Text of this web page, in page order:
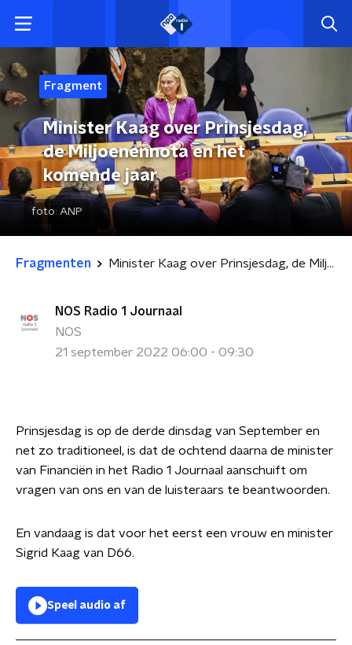
Fragment
Minister Kaag over Prinsjesdag,
de Miljoenennota en het
komende jaar
foto: ANP
Fragmenten Minister Kaag over Prinsjesdag, de Miljoenennota en het komende jaar
NOS Radio 1 Journaal
NOS
21 september 2022 06:00 - 09:30
Prinsjesdag is op de derde dinsdag van September en
net zo traditioneel, is dat de ochtend daarna de minister
van Financiën in het Radio 1 Journaal aanschuift om
vragen van ons en van de luisteraars te beantwoorden.
En vandaag is dat voor het eerst een vrouw en minister
Sigrid Kaag van D66.
Speel audio af